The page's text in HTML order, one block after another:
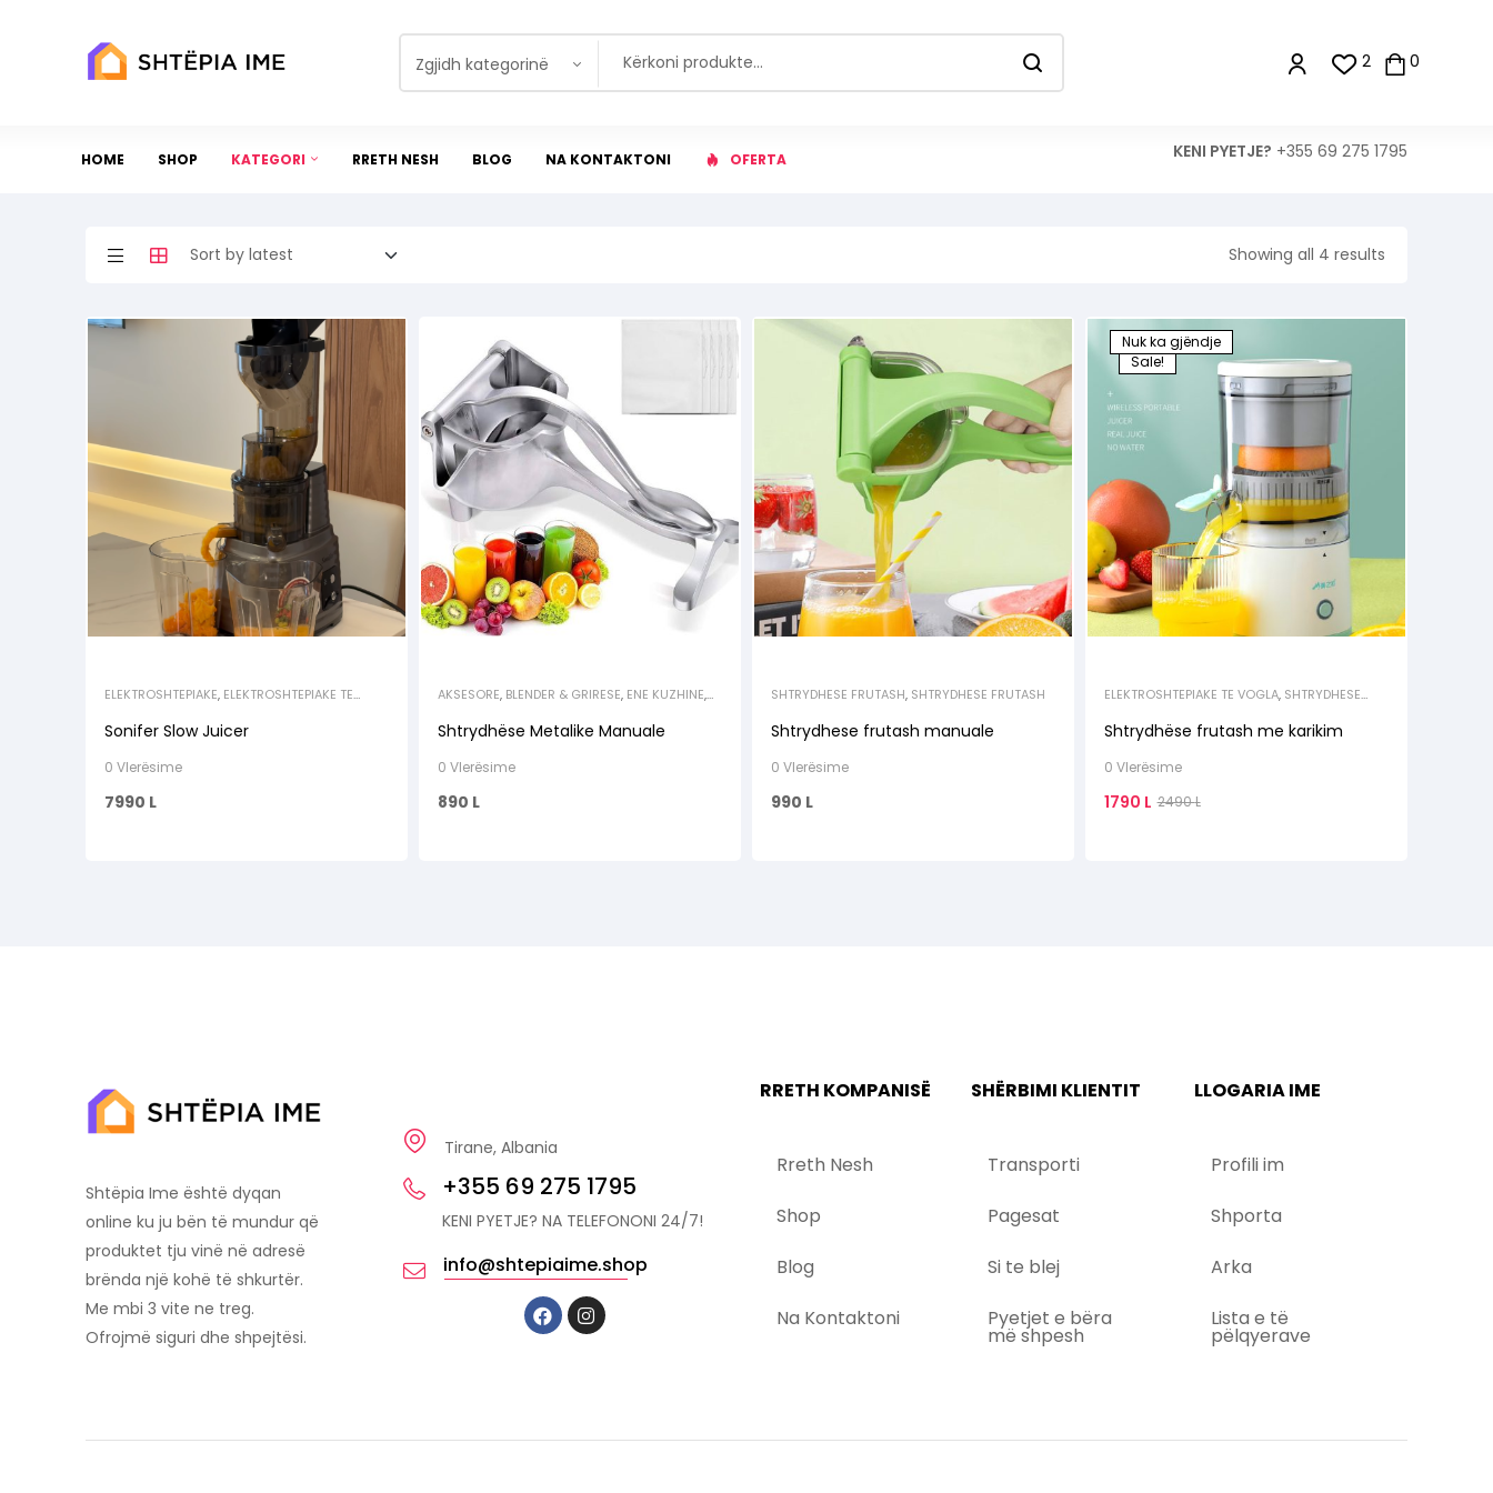
Zgjidh kategorinë 2 0
HOME SHOP KATEGORI RRETH NESH BLOG NA KONTAKTONI OFERTA KENI PYETJE? +355 69 275 1795
Showing all 4 results
ELEKTROSHTEPIAKE, ELEKTROSHTEPIAKE TE
FRUTASH
Sonifer Slow Juicer
0 Vlerësime
7990 L
AKSESORE, BLENDER & GRIRESE, ENE KUZHINE,
FRUTASH
Shtrydhëse Metalike Manuale
0 Vlerësime
890 L
SHTRYDHESE FRUTASH, SHTRYDHESE FRUTASH
Shtrydhese frutash manuale
0 Vlerësime
990 L
Sale!
Nuk ka gjëndje
ELEKTROSHTEPIAKE TE VOGLA, SHTRYDHESE
Shtrydhëse frutash me karikim
0 Vlerësime
2490L
1790 L
Shtëpia Ime është dyqan
online ku ju bën të mundur që
produktet tju vinë në adresë
brënda një kohë të shkurtër.
Me mbi 3 vite ne treg.
Ofrojmë siguri dhe shpejtësi.
Tirane, Albania
+355 69 275 1795
KENI PYETJE? NA TELEFONONI 24/7!
info@shtepiaime.shop
RRETH KOMPANISË
Rreth Nesh
Shop
Blog
Na Kontaktoni
SHËRBIMI KLIENTIT
Transporti
Pagesat
Si te blej
Pyetjet e bëra
më shpesh
LLOGARIA IME
Profili im
Shporta
Arka
Lista e të
pëlqyerave